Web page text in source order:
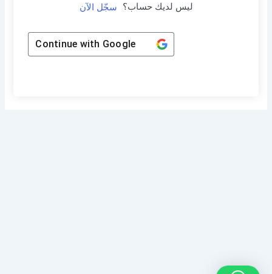
ليس لديك حساب؟ سجّل الآن
Continue with Google